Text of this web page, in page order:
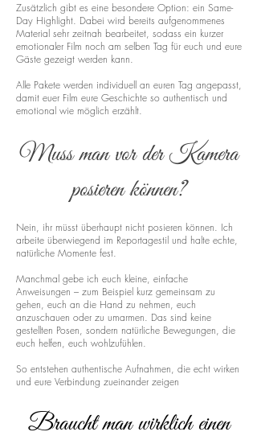
Zusätzlich gibt es eine besondere Option: ein Same-
Day Highlight. Dabei wird bereits aufgenommenes
Material sehr zeitnah bearbeitet, sodass ein kurzer
emotionaler Film noch am selben Tag für euch und eure
Gäste gezeigt werden kann.
Alle Pakete werden individuell an euren Tag angepasst,
damit euer Film eure Geschichte so authentisch und
emotional wie möglich erzählt.
Muss man vor der Kamera
posieren können?
Nein, ihr müsst überhaupt nicht posieren können. Ich
arbeite überwiegend im Reportagestil und halte echte,
natürliche Momente fest.
Manchmal gebe ich euch kleine, einfache
Anweisungen – zum Beispiel kurz gemeinsam zu
gehen, euch an die Hand zu nehmen, euch
anzuschauen oder zu umarmen. Das sind keine
gestellten Posen, sondern natürliche Bewegungen, die
euch helfen, euch wohlzufühlen.
So entstehen authentische Aufnahmen, die echt wirken
und eure Verbindung zueinander zeigen
Braucht man wirklich einen